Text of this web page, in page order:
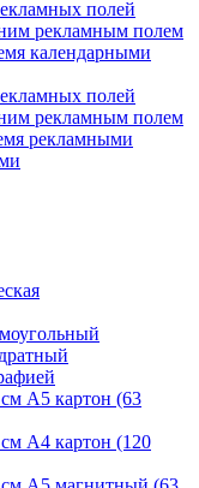
полей
рекламным полем
календарными
полей
рекламным полем
рекламными
А5 картон (63
А4 картон (120